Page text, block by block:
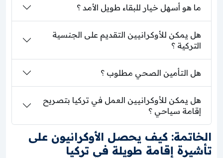
ما هو أسهل خيار للبقاء طويل الأمد ؟
هل يمكن للأوكرانيين التقديم على الجنسية
التركية ؟
هل التأمين الصحي مطلوب ؟
هل يمكن للأوكرانيين العمل في تركيا بتصريح
إقامة سياحي ؟
الخاتمة: كيف يحصل الأوكرانيون على
تأشيرة إقامة طويلة في تركيا